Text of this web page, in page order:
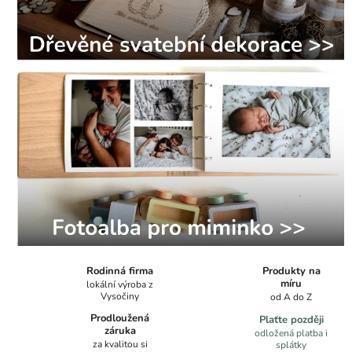
a
c
e
a
o
Rodinná firma
lokální výroba z
Vysočiny
Produkty na
míru
od A do Z
Prodloužená
záruka
za kvalitou si
Plaťte později
odložená platba i
splátky